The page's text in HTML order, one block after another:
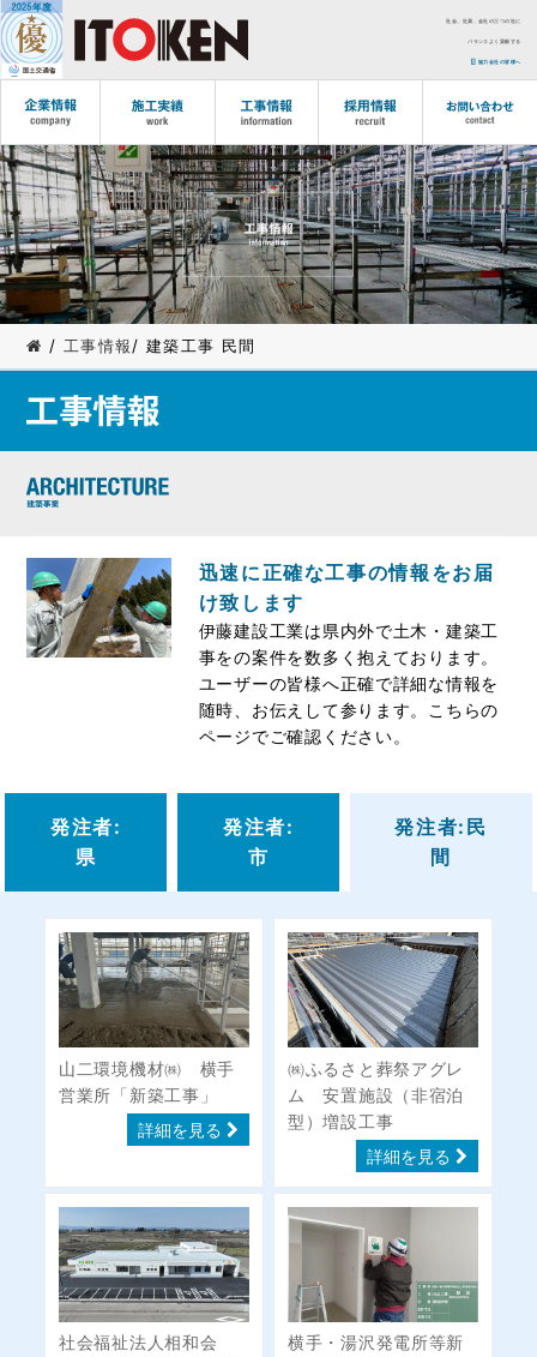
社会、社員、会社の三つの社に
バランスよく貢献する
協力会社の皆様へ
/ 工事情報/ 建築工事 ⺠間
迅速に正確な工事の情報をお届
け致します
伊藤建設工業は県内外で土木・建築工
事をの案件を数多く抱えております。
ユーザーの皆様へ正確で詳細な情報を
随時、お伝えして参ります。こちらの
ページでご確認ください。
発注者:
県
発注者:
市
発注者:⺠
間
山二環境機材㈱ 横手
営業所「新築工事」
詳細を見る
㈱ふるさと葬祭アグレ
ム 安置施設（非宿泊
型）増設工事
詳細を見る
社会福祉法人相和会
横手・湯沢発電所等新